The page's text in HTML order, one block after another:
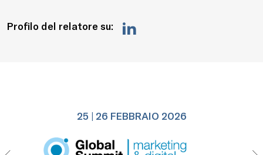
Profilo del relatore su:
25 | 26 FEBBRAIO 2026